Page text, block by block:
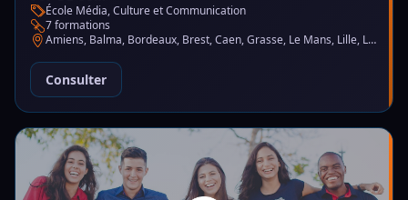
École Média, Culture et Communication
7 formations
Amiens, Balma, Bordeaux, Brest, Caen, Grasse, Le Mans, Lille, Lyon, Montpellier, Nantes, Nice, Paris, Saint-Martin-d'Hères
Consulter